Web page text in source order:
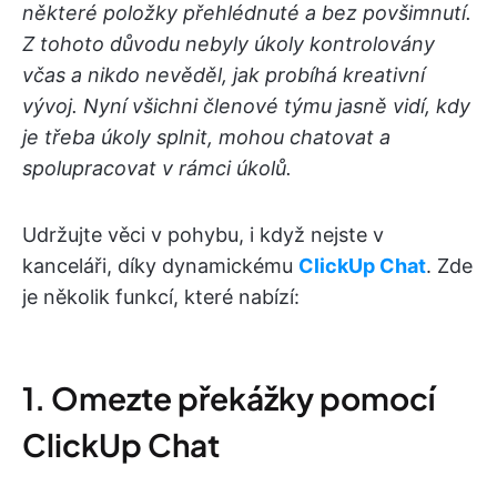
některé položky přehlédnuté a bez povšimnutí.
Z tohoto důvodu nebyly úkoly kontrolovány
včas a nikdo nevěděl, jak probíhá kreativní
vývoj. Nyní všichni členové týmu jasně vidí, kdy
je třeba úkoly splnit, mohou chatovat a
spolupracovat v rámci úkolů.
Udržujte věci v pohybu, i když nejste v
kanceláři, díky dynamickému ClickUp Chat. Zde
je několik funkcí, které nabízí:
1. Omezte překážky pomocí
ClickUp Chat